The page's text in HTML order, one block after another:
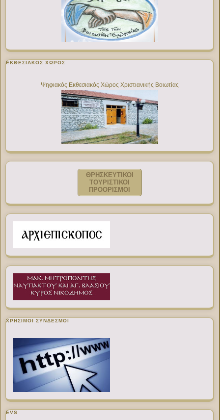
ΕΚΘΕΣΙΑΚΌΣ ΧΏΡΟΣ
Ψηφιακός Εκθεσιακός Χώρος Χριστιανικής Βοιωτίας
ΘΡΗΣΚΕΥΤΙΚΟΙ
ΤΟΥΡΙΣΤΙΚΟΙ
ΠΡΟΟΡΙΣΜΟΙ
ΧΡΉΣΙΜΟΙ ΣΎΝΔΕΣΜΟΙ
EVS